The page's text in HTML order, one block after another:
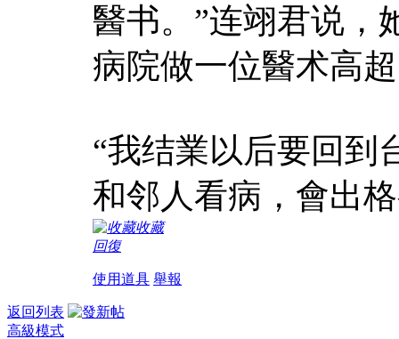
醫书。”连翊君说，
病院做一位醫术高
“我结業以后要回到
和邻人看病，會出
收藏
回復
使用道具 舉報
返回列表
高級模式